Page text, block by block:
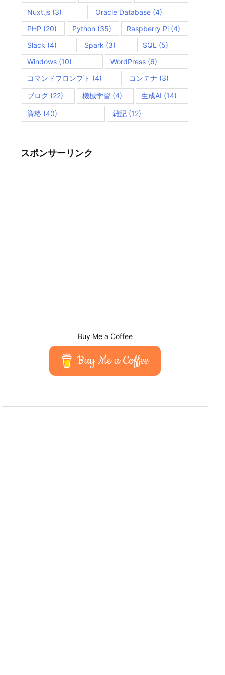
Nuxt.js (3) Oracle Database (4)
PHP (20) Python (35) Raspberry Pi (4)
Slack (4) Spark (3) SQL (5)
Windows (10) WordPress (6)
コマンドプロンプト (4) コンテナ (3)
ブログ (22) 機械学習 (4) 生成AI (14)
資格 (40) 雑記(12)
スポンサーリンク
Buy Me a Coffee
Buy Me a Coffee